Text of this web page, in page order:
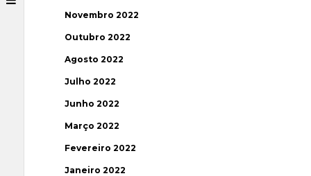
Novembro 2022
Outubro 2022
Agosto 2022
Julho 2022
Junho 2022
Março 2022
Fevereiro 2022
Janeiro 2022